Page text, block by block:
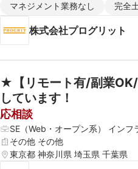
マネジメント業務なし
完全
株式会社プログリット
★【リモート有/副業OK/
しています！
応相談
SE（Web・オープン系） イン
その他 その他
東京都 神奈川県 埼玉県 千葉県